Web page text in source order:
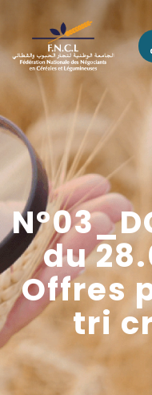
du
Offres
tri